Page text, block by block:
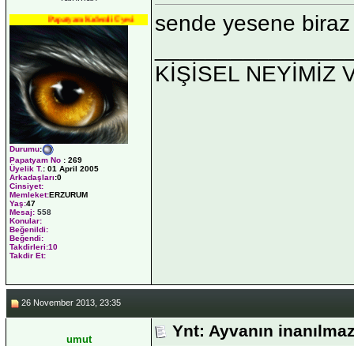
Papatyam Kıdemli Üyesi
Durumu:
Papatyam No : 269
Üyelik T.: 01 April 2005
Arkadaşları:0
Cinsiyet:
Memleket:ERZURUM
Yaş:47
Mesaj: 558
Konular:
Beğenildi:
Beğendi:
Takdirleri:10
Takdir Et:
sende yesene
KİŞİSEL NEYİMİZ
26 November 2013, 23:35
umut Ynt: Ayvanın